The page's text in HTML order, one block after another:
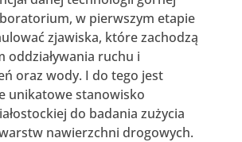
w pierwszym etapie
zjawiska, które zachodzą
oddziaływania ruchu i
oraz wody. I do tego jest
unikatowe stanowisko
do badania zużycia
nawierzchni drogowych.